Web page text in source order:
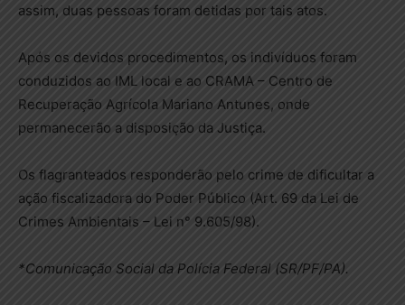
assim, duas pessoas foram detidas por tais atos.
Após os devidos procedimentos, os indivíduos foram
conduzidos ao IML local e ao CRAMA – Centro de
Recuperação Agrícola Mariano Antunes, onde
permanecerão a disposição da Justiça.
Os flagranteados responderão pelo crime de dificultar a
ação fiscalizadora do Poder Público (Art. 69 da Lei de
Crimes Ambientais – Lei n° 9.605/98).
*Comunicação Social da Polícia Federal (SR/PF/PA).